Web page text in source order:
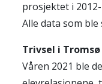
prosjektet i
Alle data som
Trivsel i Tromsø
Våren 2021 ble